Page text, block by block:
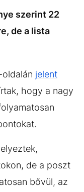
szerint 22
de a lista
jelent
hogy a nagy
de a poszt
bővül, az